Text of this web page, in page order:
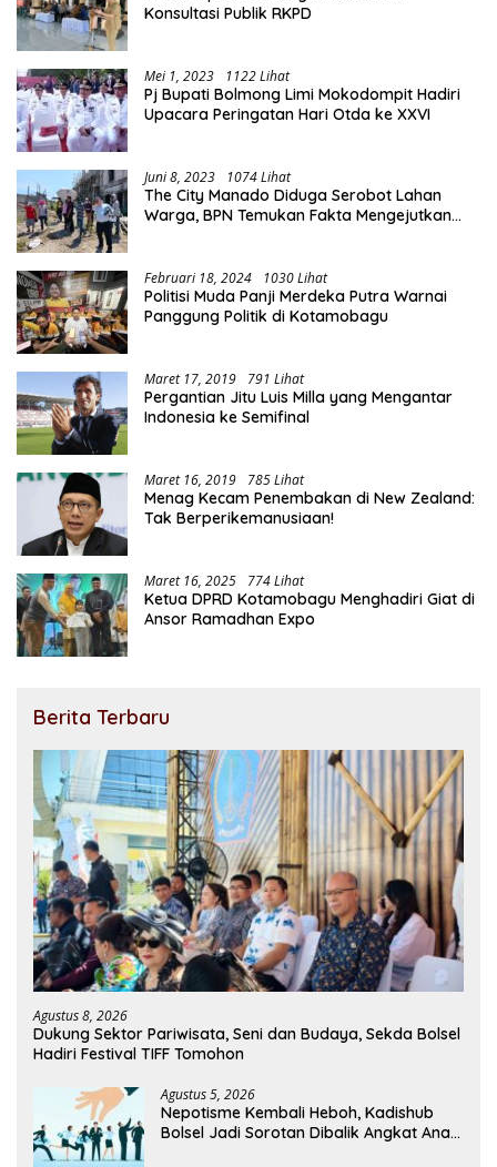
Konsultasi Publik RKPD
Mei 1, 2023 1122 Lihat
Pj Bupati Bolmong Limi Mokodompit Hadiri
Upacara Peringatan Hari Otda ke XXVI
Juni 8, 2023 1074 Lihat
The City Manado Diduga Serobot Lahan
Warga, BPN Temukan Fakta Mengejutkan
Februari 18, 2024 1030 Lihat
Politisi Muda Panji Merdeka Putra Warnai
Panggung Politik di Kotamobagu
Maret 17, 2019 791 Lihat
Pergantian Jitu Luis Milla yang Mengantar
Indonesia ke Semifinal
Maret 16, 2019 785 Lihat
Menag Kecam Penembakan di New Zealand:
Tak Berperikemanusiaan!
Maret 16, 2025 774 Lihat
Ketua DPRD Kotamobagu Menghadiri Giat di
Ansor Ramadhan Expo
Berita Terbaru
Agustus 8, 2026
Dukung Sektor Pariwisata, Seni dan Budaya, Sekda Bolsel
Hadiri Festival TIFF Tomohon
Agustus 5, 2026
Nepotisme Kembali Heboh, Kadishub
Bolsel Jadi Sorotan Dibalik Angkat Anak